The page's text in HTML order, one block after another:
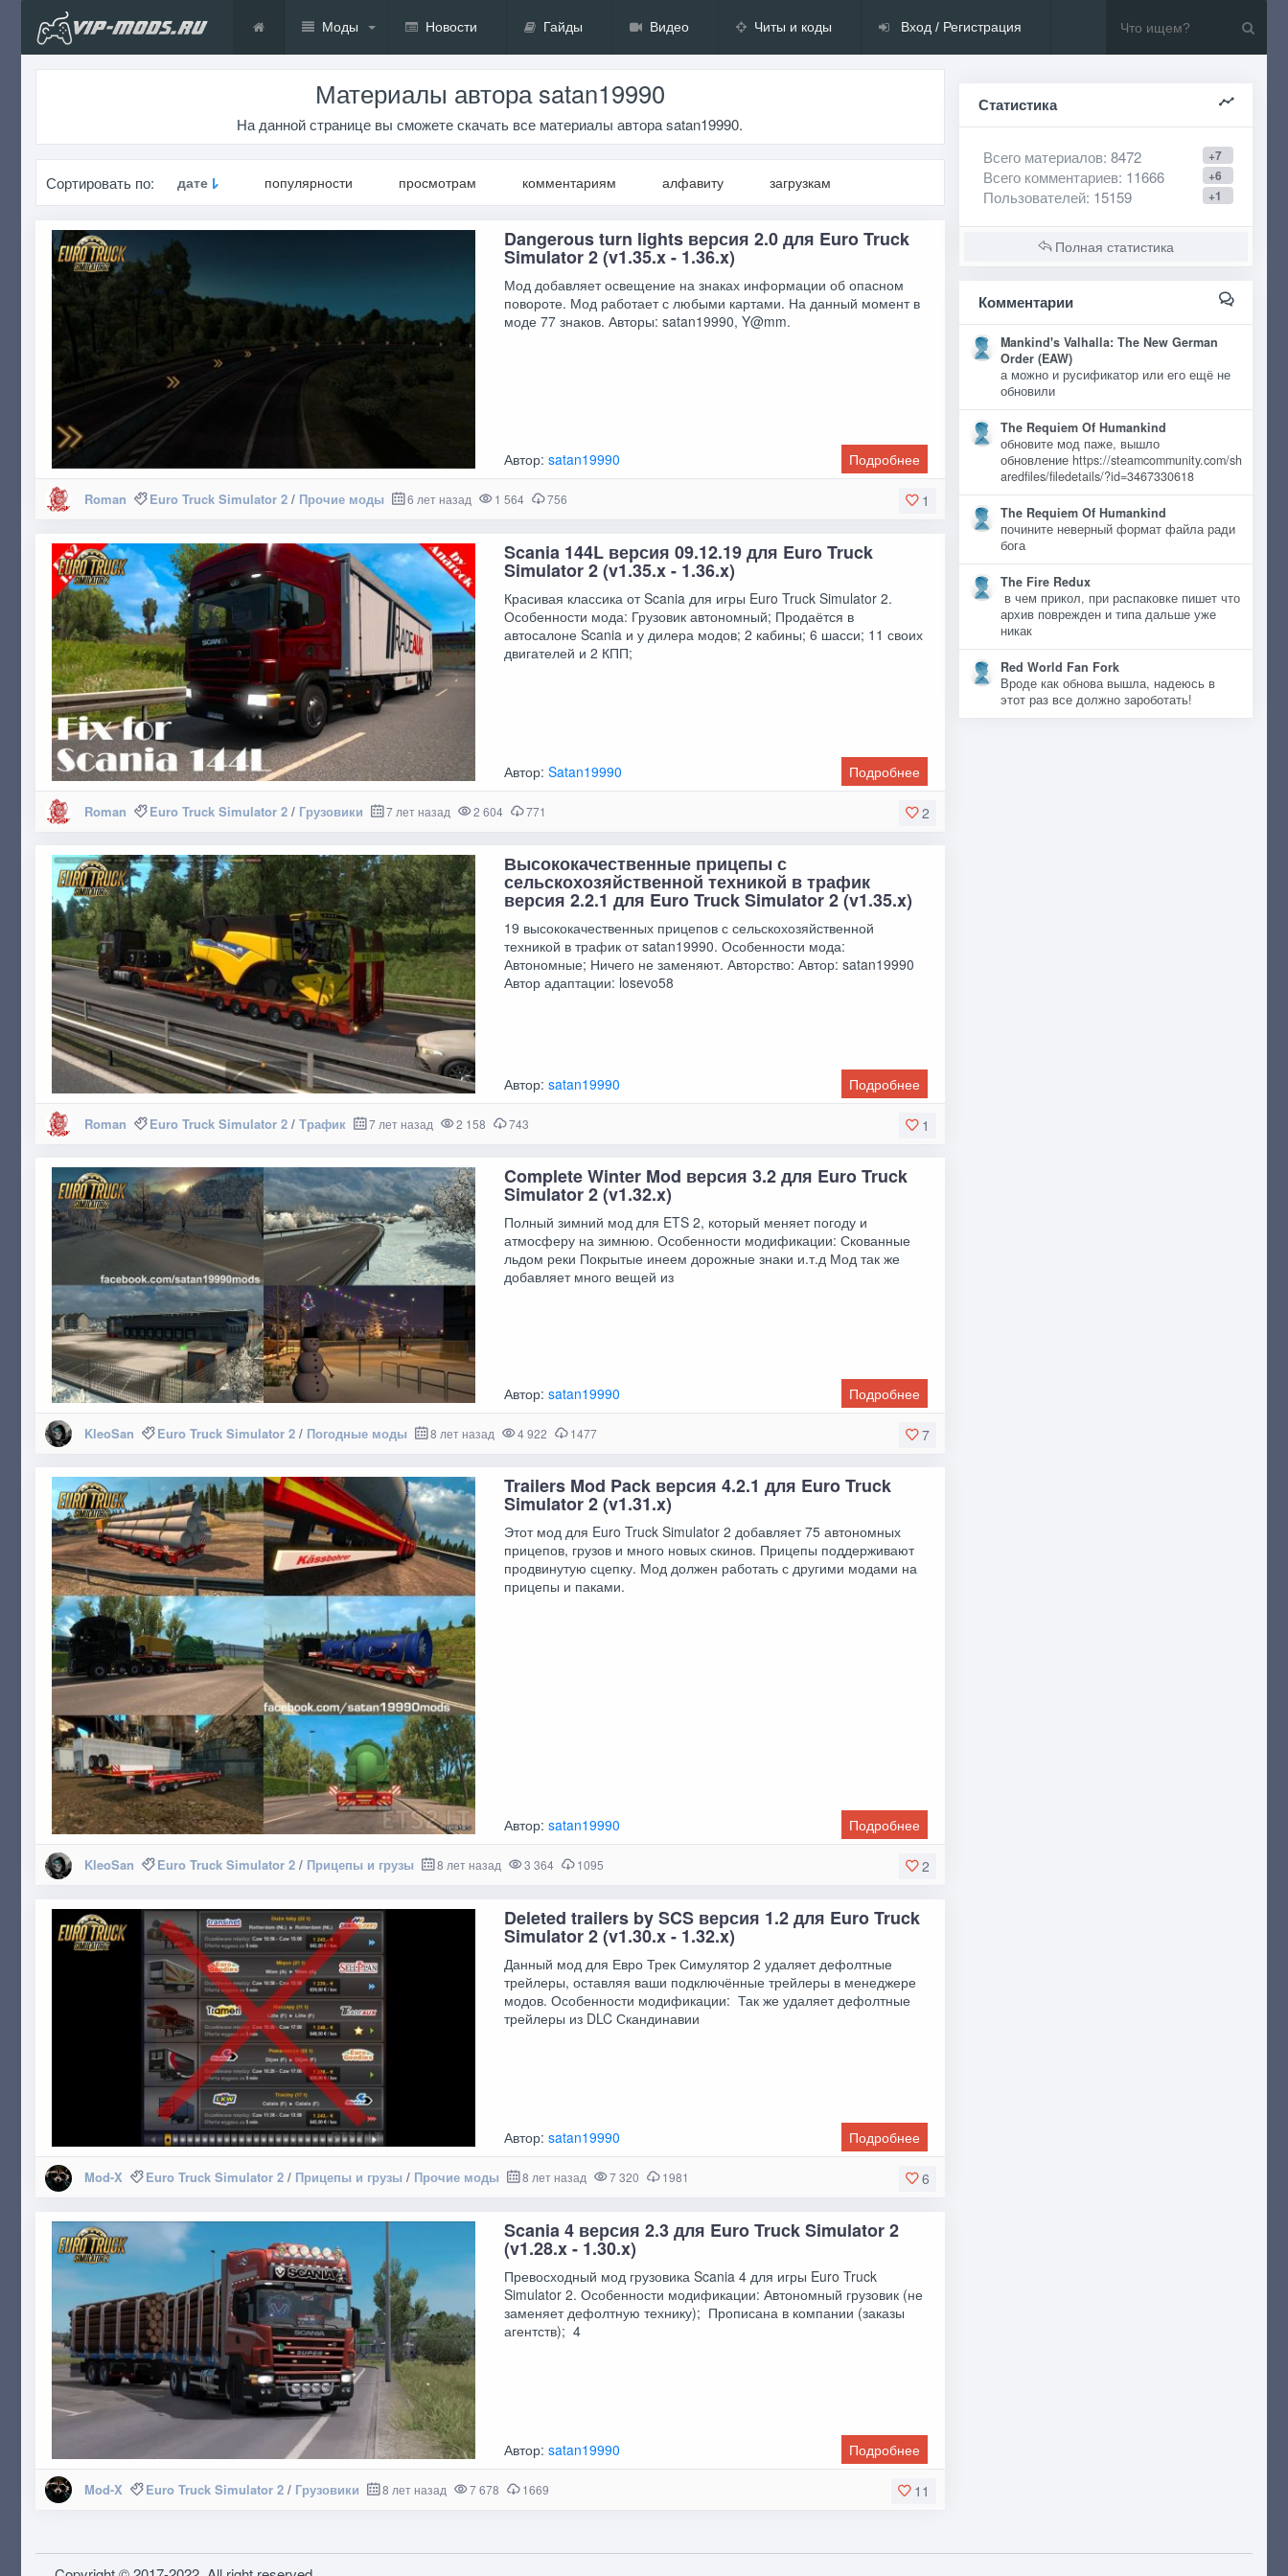
Моды Новости Гайды Видео Читы и коды Вход / Регистрация
Материалы автора satan19990
На данной странице вы сможете скачать все материалы автора satan19990.
Сортировать по: дате популярности просмотрам комментариям алфавиту загрузкам
Dangerous turn lights версия 2.0 для Euro Truck
Simulator 2 (v1.35.x - 1.36.x)
Мод добавляет освещение на знаках информации об опасном
повороте. Мод работает с любыми картами. На данный момент в
моде 77 знаков. Авторы: satan19990, Y@mm.
Автор:satan19990 Подробнее
1
Roman Euro Truck Simulator 2/ Прочие моды 6 лет назад 1 564 756
Scania 144L версия 09.12.19 для Euro Truck
Simulator 2 (v1.35.x - 1.36.x)
Красивая классика от Scania для игры Euro Truck Simulator 2.
Особенности мода: Грузовик автономный; Продаётся в
автосалоне Scania и у дилера модов; 2 кабины; 6 шасси; 11 своих
двигателей и 2 КПП;
Автор:Satan19990 Подробнее
2
Roman Euro Truck Simulator 2/ Грузовики 7 лет назад 2 604 771
Высококачественные прицепы с
сельскохозяйственной техникой в трафик
версия 2.2.1 для Euro Truck Simulator 2 (v1.35.x)
19 высококачественных прицепов с сельскохозяйственной
техникой в трафик от satan19990. Особенности мода:
Автономные; Ничего не заменяют. Авторство: Автор: satan19990
Автор адаптации: losevo58
Автор:satan19990 Подробнее
1
Roman Euro Truck Simulator 2/ Трафик 7 лет назад 2 158 743
Complete Winter Mod версия 3.2 для Euro Truck
Simulator 2 (v1.32.x)
Полный зимний мод для ETS 2, который меняет погоду и
атмосферу на зимнюю. Особенности модификации: Скованные
льдом реки Покрытые инеем дорожные знаки и.т.д Мод так же
добавляет много вещей из
Автор:satan19990 Подробнее
7
KleoSan Euro Truck Simulator 2/ Погодные моды 8 лет назад 4 922 1477
Trailers Mod Pack версия 4.2.1 для Euro Truck
Simulator 2 (v1.31.x)
Этот мод для Euro Truck Simulator 2 добавляет 75 автономных
прицепов, грузов и много новых скинов. Прицепы поддерживают
продвинутую сцепку. Мод должен работать с другими модами на
прицепы и паками.
Автор:satan19990 Подробнее
2
KleoSan Euro Truck Simulator 2/ Прицепы и грузы 8 лет назад 3 364 1095
Deleted trailers by SCS версия 1.2 для Euro Truck
Simulator 2 (v1.30.x - 1.32.x)
Данный мод для Евро Трек Симулятор 2 удаляет дефолтные
трейлеры, оставляя ваши подключённые трейлеры в менеджере
модов. Особенности модификации: Так же удаляет дефолтные
трейлеры из DLC Скандинавии
Автор:satan19990 Подробнее
6
Mod-X Euro Truck Simulator 2/ Прицепы и грузы / Прочие моды 8 лет назад 7 320 1981
Scania 4 версия 2.3 для Euro Truck Simulator 2
(v1.28.x - 1.30.x)
Превосходный мод грузовика Scania 4 для игры Euro Truck
Simulator 2. Особенности модификации: Автономный грузовик (не
заменяет дефолтную технику); Прописана в компании (заказы
агентств); 4
Автор:satan19990 Подробнее
11
Mod-X Euro Truck Simulator 2/ Грузовики 8 лет назад 7 678 1669
Статистика
+7
Всего материалов: 8472
+6
Всего комментариев: 11666
+1
Пользователей: 15159
Полная статистика
Комментарии
Mankind's Valhalla: The New German
Order (EAW)
а можно и русификатор или его ещё не
обновили
The Requiem Of Humankind
обновите мод паже, вышло
обновление https://steamcommunity.com/sh
aredfiles/filedetails/?id=3467330618
The Requiem Of Humankind
почините неверный формат файла ради
бога
The Fire Redux
в чем прикол, при распаковке пишет что
архив поврежден и типа дальше уже
никак
Red World Fan Fork
Вроде как обнова вышла, надеюсь в
этот раз все должно зароботать!